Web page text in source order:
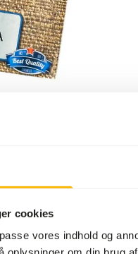
cookies
vores indhold og